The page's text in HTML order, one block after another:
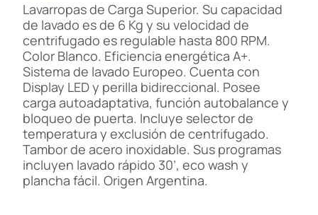
Lavarropas de Carga Superior. Su capacidad
de lavado es de 6 Kg y su velocidad de
centrifugado es regulable hasta 800 RPM.
Color Blanco. Eficiencia energética A+.
Sistema de lavado Europeo. Cuenta con
Display LED y perilla bidireccional. Posee
carga autoadaptativa, función autobalance y
bloqueo de puerta. Incluye selector de
temperatura y exclusión de centrifugado.
Tambor de acero inoxidable. Sus programas
incluyen lavado rápido 30’, eco wash y
plancha fácil. Origen Argentina.